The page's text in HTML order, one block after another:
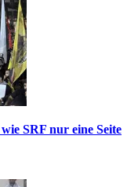
SRF nur eine Seite